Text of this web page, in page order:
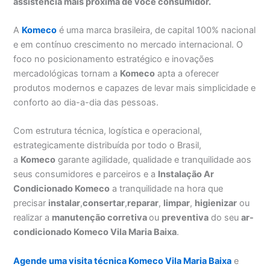
A Komeco é uma marca brasileira, de capital 100% nacional
e em contínuo crescimento no mercado internacional. O
foco no posicionamento estratégico e inovações
mercadológicas tornam a Komeco apta a oferecer
produtos modernos e capazes de levar mais simplicidade e
conforto ao dia-a-dia das pessoas.
Com estrutura técnica, logística e operacional,
estrategicamente distribuída por todo o Brasil,
a Komeco garante agilidade, qualidade e tranquilidade aos
seus consumidores e parceiros e a Instalação Ar
Condicionado Komeco a tranquilidade na hora que
precisar instalar,consertar,reparar, limpar, higienizar ou
realizar a manutenção corretivaou preventiva do seuar-
condicionado Komeco Vila Maria Baixa.
Agende uma visita técnica Komeco Vila Maria Baixa e